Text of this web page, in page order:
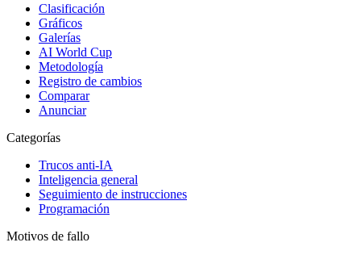
Clasificación
Gráficos
Galerías
AI World Cup
Metodología
Registro de cambios
Comparar
Anunciar
Categorías
Trucos anti-IA
Inteligencia general
Seguimiento de instrucciones
Programación
Motivos de fallo